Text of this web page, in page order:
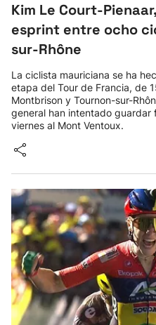
Kim Le Court-
esprint entre ocho
sur-Rhône
La ciclista mauriciana se ha
etapa del Tour de Francia, de
Montbrison y Tournon-sur-
general han intentado
viernes al Mont Ventoux.